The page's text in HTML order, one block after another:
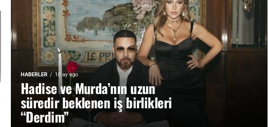
HABERLER 10 ay ago
Hadise ve Murda’nın uzun
süredir beklenen iş birlikleri
“Derdim”